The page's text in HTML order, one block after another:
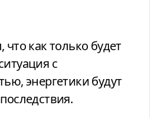
как только будет
с
энергетики будут